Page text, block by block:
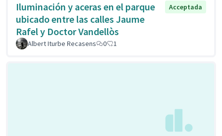
Iluminación y aceras en el parque
ubicado entre las calles Jaume
Rafel y Doctor Vandellòs
Acceptada
Albert Iturbe Recasens 0 1